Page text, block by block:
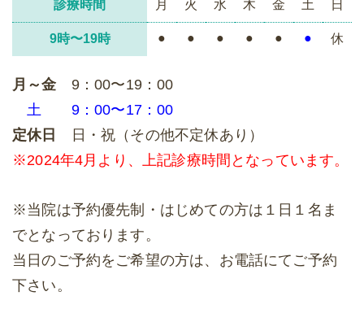
診療時間 月 火 水 木 金 土 日
9時〜19時 ● ● ● ● ● ● 休
月～金 9：00〜19：00
土 9：00〜17：00
定休日
日・祝（その他不定休あり）
※2024年4月より、上記診療時間となっています。
※当院は予約優先制・はじめての方は１日１名ま
でとなっております。
当日のご予約をご希望の方は、お電話にてご予約
下さい。